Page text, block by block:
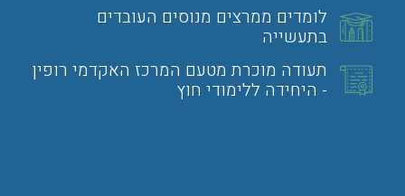
לומדים ממרצים מנוסים העובדים
בתעשייה
תעודה מוכרת מטעם המרכז האקדמי רופין
- היחידה ללימודי חוץ